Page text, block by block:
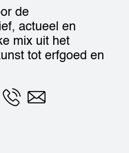
de
actueel en
mix uit het
tot erfgoed en